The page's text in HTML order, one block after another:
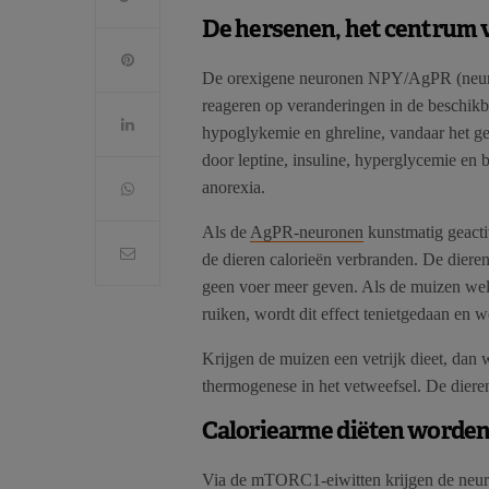
De hersenen, het centrum
De orexigene neuronen NPY/AgPR
reageren op veranderingen in de
hypoglykemie en ghreline, vandaar het
door leptine, insuline, hyperglycemie en
anorexia.
Als deAgPR-neuronen kunstmatig
de dieren calorieën verbranden. De
geen voer meer geven. Als de muizen
ruiken, wordt dit effect tenietgedaan en
Krijgen de muizen een vetrijk dieet, dan
thermogenese in het vetweefsel. De
Caloriearme diëten worden
Via de mTORC1-eiwitten krijgen de